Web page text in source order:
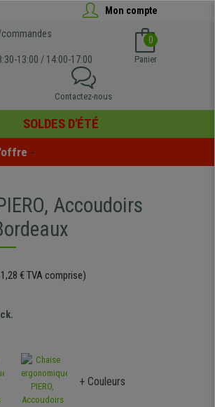
Mon compte
13:00 / 14:00-17:00
0
Panier
Contactez-nous
SOLDES D'ÉTÉ
-
Accoudoirs
€ TVA comprise)
+ Couleurs